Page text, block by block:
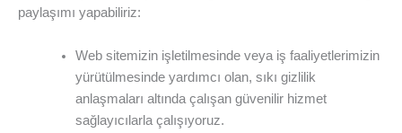
paylaşımı yapabiliriz:
Web sitemizin işletilmesinde veya iş faaliyetlerimizin
yürütülmesinde yardımcı olan, sıkı gizlilik
anlaşmaları altında çalışan güvenilir hizmet
sağlayıcılarla çalışıyoruz.